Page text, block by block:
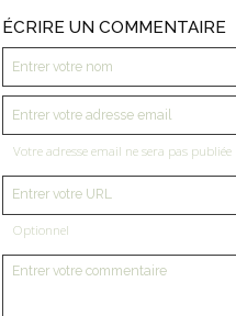
ÉCRIRE UN COMMENTAIRE
Votre adresse email ne sera pas publiée
Optionnel